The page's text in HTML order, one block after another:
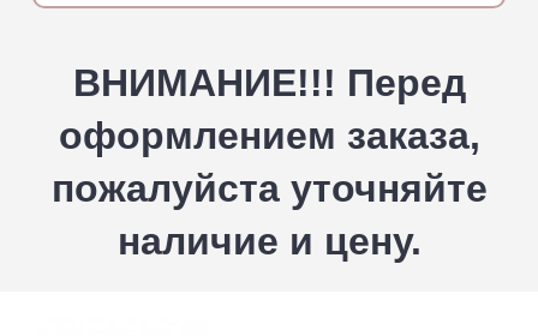
ВНИМАНИЕ!!! Перед
оформлением заказа,
пожалуйста уточняйте
наличие и цену.